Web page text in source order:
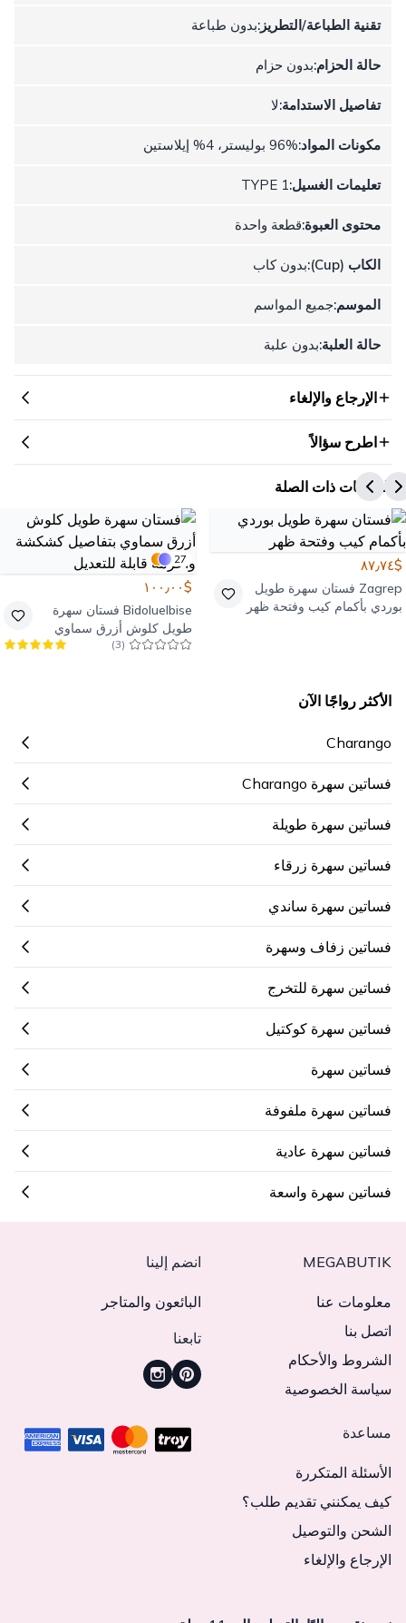
تقنية الطباعة/التطريز:بدون طباعة
حالة الحزام:بدون حزام
تفاصيل الاستدامة:لا
مكونات المواد:96% بوليستر، 4% إيلاستين
تعليمات الغسيل:TYPE 1
محتوى العبوة:قطعة واحدة
الكاب (Cup): بدون كاب
الموسم:جميع المواسم
حالة العلبة:بدون علبة
الإرجاع والإلغاء
اطرح سؤالاً
المنتجات ذات الصلة
$٨٧٫٧٤
Zagrep فستان سهرة طويل
بوردي بأكمام كيب وفتحة ظهر
27
$١٠٠٫٠٠
Bidoluelbise فستان سهرة
طويل كلوش أزرق سماوي
بتفاصيل كشكشة وأحزمة
(
3
)
الأكثر رواجًا الآن
Charango
فساتين سهرة Charango
فساتين سهرة طويلة
فساتين سهرة زرقاء
فساتين سهرة ساندي
فساتين زفاف وسهرة
فساتين سهرة للتخرج
فساتين سهرة كوكتيل
فساتين سهرة
فساتين سهرة ملفوفة
فساتين سهرة عادية
فساتين سهرة واسعة
MEGABUTIK
معلومات عنا
اتصل بنا
الشروط والأحكام
سياسة الخصوصية
انضم إلينا
البائعون والمتاجر
تابعنا
مساعدة
الأسئلة المتكررة
كيف يمكنني تقديم طلب؟
الشحن والتوصيل
الإرجاع والإلغاء